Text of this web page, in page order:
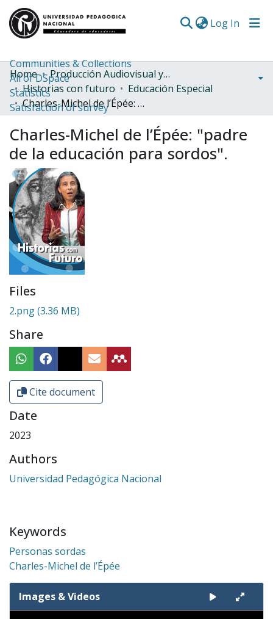
Log In
Communities & Collections
All of DSpace
Statistics
Satisfaction of survey
Home
Producción Audiovisual y Radial
Historias con futuro
Educación Especial
Charles-Michel de l’Épée: "padre de la educación para sordos".
Charles-Michel de l’Épée: "padre
de la educación para sordos".
Files
2.png(3.36 MB)
Share
Cite document
Date
2023
Authors
Universidad Pedagógica Nacional
Keywords
Personas sordas
Charles-Michel de l’Épée
Images & Videos